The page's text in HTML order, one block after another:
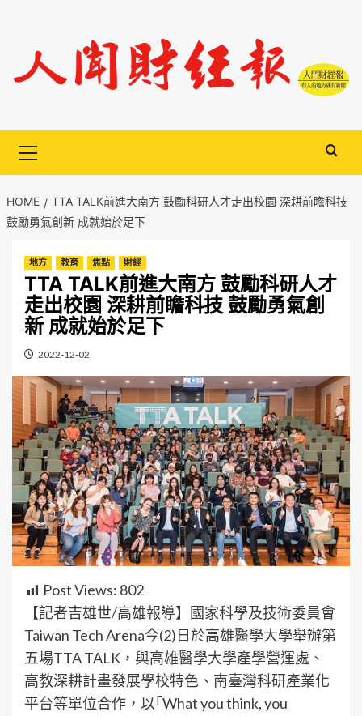
content
Menu
HOME
TTA TALK前進大南方 鼓勵科研人才走出校園 深耕前瞻科技
鼓勵勇氣創新 成就始於足下
地方 教育 焦點 財經
TTA TALK前進大南方 鼓勵科研人才
走出校園 深耕前瞻科技 鼓勵勇氣創
新 成就始於足下
2022-12-02
Post Views: 802
【記者吉雄世/高雄報導】國家科學及技術委員會
Taiwan Tech Arena今(2)日於高雄醫學大學舉辦第
五場TTA TALK，與高雄醫學大學產學營運處、
高教深耕計畫發展學校特色、南臺灣科研產業化
平台等單位合作，以｢What you think, you